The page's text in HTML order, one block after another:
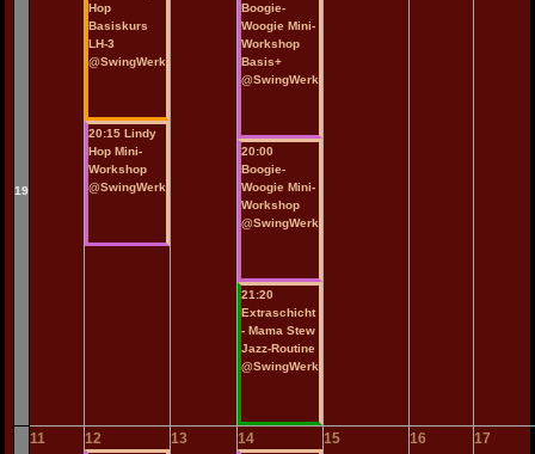
19
Hop
Basiskurs
LH-3
@SwingWerk
20:15 Lindy
Hop Mini-
Workshop
@SwingWerk
Boogie-
Woogie Mini-
Workshop
Basis+
@SwingWerk
20:00
Boogie-
Woogie Mini-
Workshop
@SwingWerk
21:20
Extraschicht
- Mama Stew
Jazz-Routine
@SwingWerk
11 12 13 14 15 16 17